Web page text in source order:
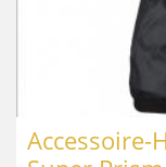
Accessoire-